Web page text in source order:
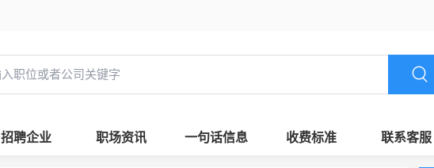
招聘企业 职场资讯 一句话信息 收费标准 联系客服